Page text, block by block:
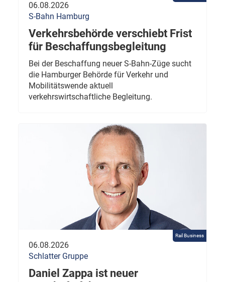
06.08.2026
S-Bahn Hamburg
Verkehrsbehörde verschiebt Frist
für Beschaffungsbegleitung
Bei der Beschaffung neuer S-Bahn-Züge sucht
die Hamburger Behörde für Verkehr und
Mobilitätswende aktuell
verkehrswirtschaftliche Begleitung.
Rail Business
06.08.2026
Schlatter Gruppe
Daniel Zappa ist neuer